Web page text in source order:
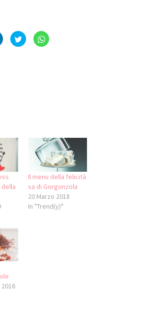
Fai
clic
Fai
clic
Fai
clic
Il menu della felicità
sa di Gorgonzola
20 Marzo 2018
In "Trend(y)"